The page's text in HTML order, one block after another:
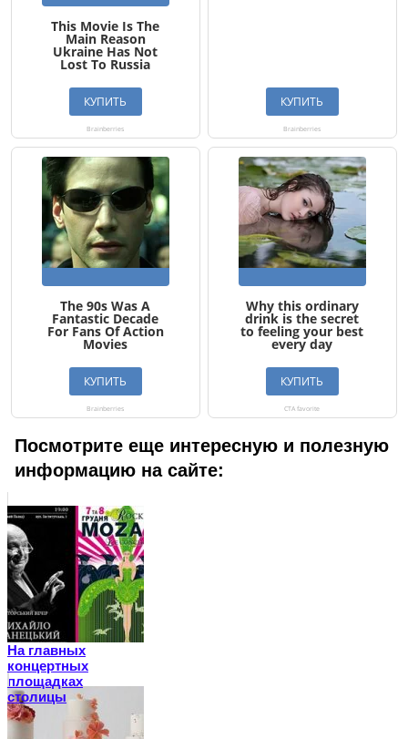
Посмотрите еще интересную и полезную
информацию на сайте:
На главных
концертных
площадках
столицы